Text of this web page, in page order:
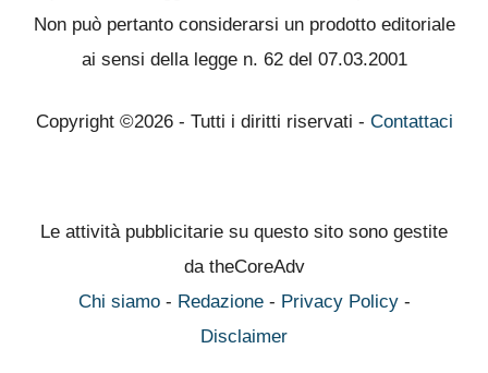
Non può pertanto considerarsi un prodotto editoriale
ai sensi della legge n. 62 del 07.03.2001
Copyright ©2026 - Tutti i diritti riservati - Contattaci
Le attività pubblicitarie su questo sito sono gestite
da theCoreAdv
Chi siamo- Redazione- Privacy Policy-
Disclaimer